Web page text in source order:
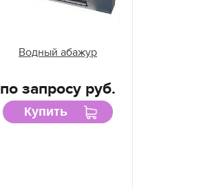
Водный абажур
по запросу руб.
Купить